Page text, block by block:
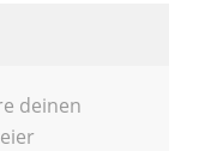
deinen